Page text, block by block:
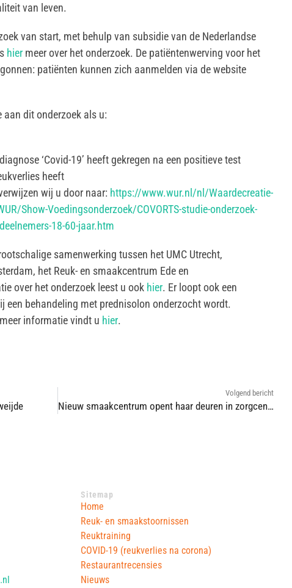
van leven.
van start, met behulp van subsidie van de Nederlandse
hier meer over het onderzoek. De patiëntenwerving voor het
patiënten kunnen zich aanmelden via de website
dit onderzoek als u:
‘Covid-19’ heeft gekregen na een positieve test
heeft
wij u door naar: https://www.wur.nl/nl/Waardecreatie-
Show-Voedingsonderzoek/COVORTS-studie-onderzoek-
18-60-jaar.htm
samenwerking tussen het UMC Utrecht,
het Reuk- en smaakcentrum Ede en
over het onderzoek leest u ook hier. Er loopt ook een
een behandeling met prednisolon onderzocht wordt.
informatie vindt u hier.
Volgend bericht
Nieuw smaakcentrum opent haar deuren in zorgcentrum Catharinahof
Sitemap
Home
Reuk- en smaakstoornissen
Reuktraining
COVID-19 (reukverlies na corona)
Restaurantrecensies
Nieuws